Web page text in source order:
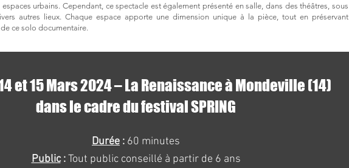
urbains. Cependant, ce spectacle est également présenté en salle, dans des théâtres, sous
autres lieux. Chaque espace apporte une dimension unique à la pièce, tout en préservant
de ce solo documentaire.
et 15 Mars 2024 – La Renaissance à Mondeville (14)
dans le cadre du festival SPRING
Durée : 60 minutes
Public:Tout public conseillé à partir de 6 ans